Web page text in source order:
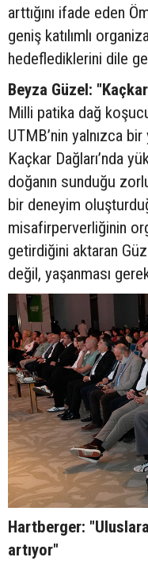
arttığını ifade eden
geniş katılımlı
hedeflediklerini dile
Beyza Güzel:
Milli patika dağ
UTMB’nin yalnızca bir
Kaçkar Dağları’nda
doğanın sunduğu
bir deneyim
misafirperverliğinin
getirdiğini aktaran
değil, yaşanması
Hartberger:
artıyor"